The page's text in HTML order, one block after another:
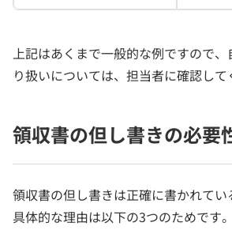
上記はあくまで一般的な例ですので
り扱いについては、担当者に確認して
領収書の但し書きの必要
領収書の但し書きは正確に書かれてい
具体的な理由は以下の3つのためです。